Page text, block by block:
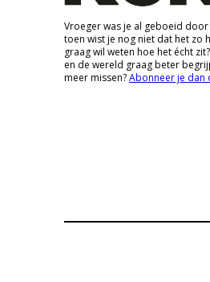
Vroeger was je al geboeid
toen wist je nog niet dat het zo
graag wil weten hoe het écht
en de wereld graag beter
meer missen?Abonneer je dan